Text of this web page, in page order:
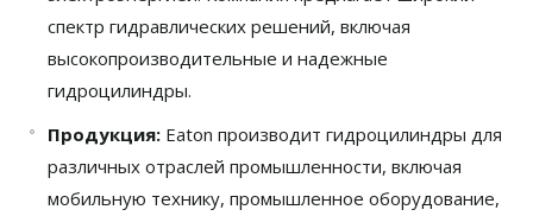
спектр гидравлических решений, включая
высокопроизводительные и надежные
гидроцилиндры.
Продукция: Eaton производит гидроцилиндры для
различных отраслей промышленности, включая
мобильную технику, промышленное оборудование,